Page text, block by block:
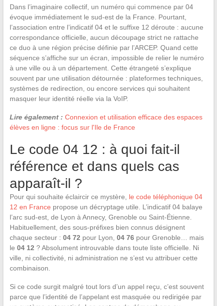
Dans l’imaginaire collectif, un numéro qui commence par 04
évoque immédiatement le sud-est de la France. Pourtant,
l’association entre l’indicatif 04 et le suffixe 12 déroute : aucune
correspondance officielle, aucun découpage strict ne rattache
ce duo à une région précise définie par l’ARCEP. Quand cette
séquence s’affiche sur un écran, impossible de relier le numéro
à une ville ou à un département. Cette étrangeté s’explique
souvent par une utilisation détournée : plateformes techniques,
systèmes de redirection, ou encore services qui souhaitent
masquer leur identité réelle via la VoIP.
Lire également : Connexion et utilisation efficace des espaces
élèves en ligne : focus sur l'Ile de France
Le code 04 12 : à quoi fait-il
référence et dans quels cas
apparaît-il ?
Pour ­qui souhaite éclaircir ce mystère, le code téléphonique 04
12 en France propose un décryptage utile. L’indicatif 04 balaye
l’arc sud-est, de Lyon à Annecy, Grenoble ou Saint-Étienne.
Habituellement, des sous-préfixes bien connus désignent
chaque secteur : 04 72 pour Lyon, 04 76pour Grenoble… mais
le 04 12 ? Absolument introuvable dans toute liste officielle. Ni
ville, ni collectivité, ni administration ne s’est vu attribuer cette
combinaison.
Si ce code surgit malgré tout lors d’un appel reçu, c’est souvent
parce que l’identité de l’appelant est masquée ou redirigée par